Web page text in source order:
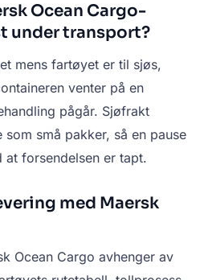
Ocean Cargo-
under transport?
mens fartøyet er til sjøs,
venter på en
pågår. Sjøfrakt
små pakker, så en pause
forsendelsen er tapt.
med Maersk
Ocean Cargo avhenger av